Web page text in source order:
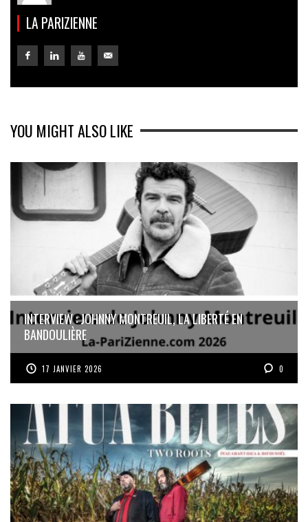
LA PARIZIENNE
YOU MIGHT ALSO LIKE
INTERVIEW : JOHNNY MONTREUIL, LA LIBERTÉ EN
BANDOULIÈRE
17 JANVIER 2026 0